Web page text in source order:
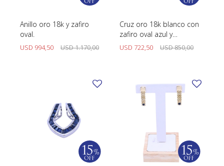
Anillo oro 18k y zafiro
oval.
USD 994,50 USD1.170,00
Cruz oro 18k blanco con
zafiro oval azul y
brillantes.
USD 722,50 USD850,00
TAG HEUER